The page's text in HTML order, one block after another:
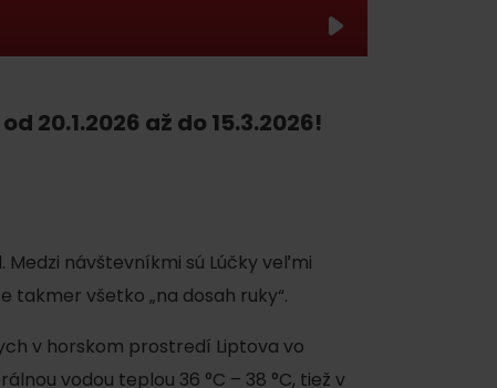
+ ľadové osvieženie) je účinok
saune má detoxikačné účinky, soľné
chorobách, alergikom,
a ľuďom, ktorí trpia zápalovými
20.1.2026 až do 15.3.2026!
Medzi návštevníkmi sú Lúčky veľmi
všetko „na dosah ruky“.
v horskom prostredí Liptova vo
vodou teplou 36 °C – 38 °C, tiež v